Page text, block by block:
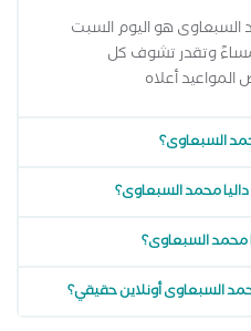
السبعاوى هو اليوم السبت
اغسطس 2026 من 6:00 مساءً وتقدر تشوف كل
أعلاه
السبعاوى؟
محمد السبعاوى؟
محمد السبعاوى؟
السبعاوى أونلاين حقيقي؟